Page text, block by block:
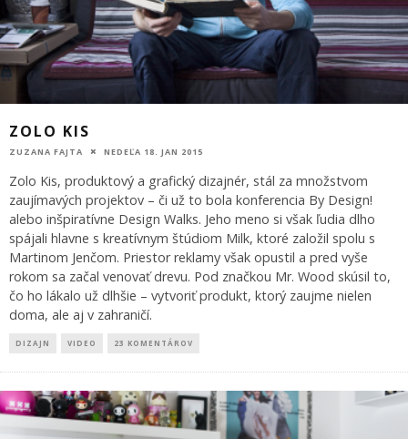
ZOLO KIS
ZUZANA FAJTA NEDEĽA 18. JAN 2015
Zolo Kis, produktový a grafický dizajnér, stál za množstvom
zaujímavých projektov – či už to bola konferencia By Design!
alebo inšpiratívne Design Walks. Jeho meno si však ľudia dlho
spájali hlavne s kreatívnym štúdiom Milk, ktoré založil spolu s
Martinom Jenčom. Priestor reklamy však opustil a pred vyše
rokom sa začal venovať drevu. Pod značkou Mr. Wood skúsil to,
čo ho lákalo už dlhšie – vytvoriť produkt, ktorý zaujme nielen
doma, ale aj v zahraničí.
DIZAJN VIDEO 23 KOMENTÁROV